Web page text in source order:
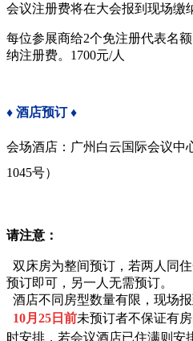
会议注册费将在大会报到现场缴
每位参展商给2个免注册代表名
纳注册费。 1700元/人
♦ 酒店预订♦
会场酒店：广州白云国际会议中
1045号）
请注意：
双床房为整间预订，若两人同
预订即可，另一人无需预订。
酒店不同房型数量有限，现场报
10月 25 日前未预订者不保证有
时安排，若会议酒店已住满则安